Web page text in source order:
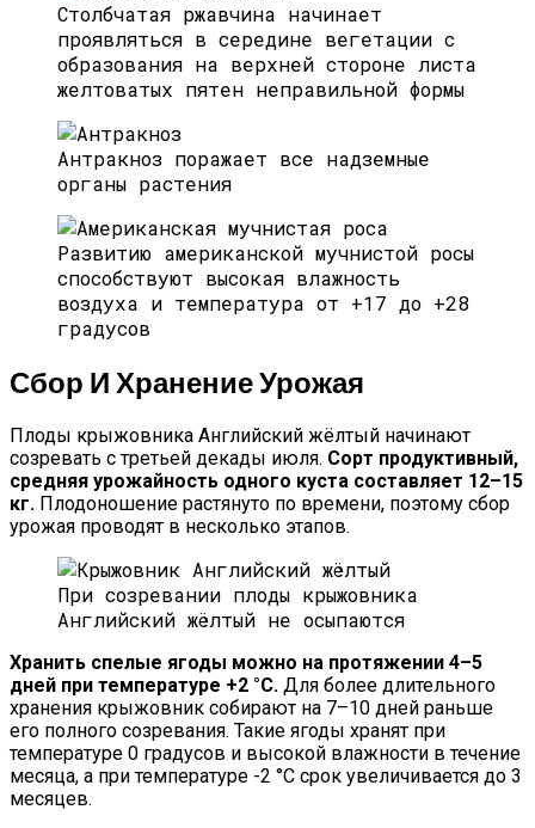
Столбчатая ржавчина начинает
проявляться в середине вегетации с
образования на верхней стороне листа
желтоватых пятен неправильной формы
Антракноз поражает все надземные
органы растения
Развитию американской мучнистой росы
способствуют высокая влажность
воздуха и температура от +17 до +28
градусов
Сбор И Хранение Урожая
Плоды крыжовника Английский жёлтый начинают
созревать с третьей декады июля. Сорт продуктивный,
средняя урожайность одного куста составляет 12–15
кг. Плодоношение растянуто по времени, поэтому сбор
урожая проводят в несколько этапов.
При созревании плоды крыжовника
Английский жёлтый не осыпаются
Хранить спелые ягоды можно на протяжении 4–5
дней при температуре +2 °C. Для более длительного
хранения крыжовник собирают на 7–10 дней раньше
его полного созревания. Такие ягоды хранят при
температуре 0 градусов и высокой влажности в течение
месяца, а при температуре -2 °C срок увеличивается до 3
месяцев.